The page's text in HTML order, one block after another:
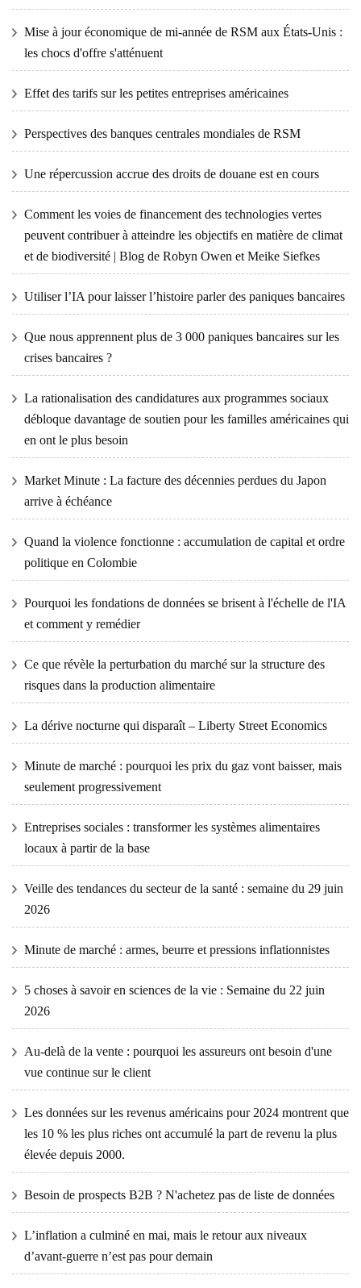
Mise à jour économique de mi-année de RSM aux États-Unis :
les chocs d'offre s'atténuent
Effet des tarifs sur les petites entreprises américaines
Perspectives des banques centrales mondiales de RSM
Une répercussion accrue des droits de douane est en cours
Comment les voies de financement des technologies vertes
peuvent contribuer à atteindre les objectifs en matière de climat
et de biodiversité | Blog de Robyn Owen et Meike Siefkes
Utiliser l’IA pour laisser l’histoire parler des paniques bancaires
Que nous apprennent plus de 3 000 paniques bancaires sur les
crises bancaires ?
La rationalisation des candidatures aux programmes sociaux
débloque davantage de soutien pour les familles américaines qui
en ont le plus besoin
Market Minute : La facture des décennies perdues du Japon
arrive à échéance
Quand la violence fonctionne : accumulation de capital et ordre
politique en Colombie
Pourquoi les fondations de données se brisent à l'échelle de l'IA
et comment y remédier
Ce que révèle la perturbation du marché sur la structure des
risques dans la production alimentaire
La dérive nocturne qui disparaît – Liberty Street Economics
Minute de marché : pourquoi les prix du gaz vont baisser, mais
seulement progressivement
Entreprises sociales : transformer les systèmes alimentaires
locaux à partir de la base
Veille des tendances du secteur de la santé : semaine du 29 juin
2026
Minute de marché : armes, beurre et pressions inflationnistes
5 choses à savoir en sciences de la vie : Semaine du 22 juin
2026
Au-delà de la vente : pourquoi les assureurs ont besoin d'une
vue continue sur le client
Les données sur les revenus américains pour 2024 montrent que
les 10 % les plus riches ont accumulé la part de revenu la plus
élevée depuis 2000.
Besoin de prospects B2B ? N'achetez pas de liste de données
L’inflation a culminé en mai, mais le retour aux niveaux
d’avant-guerre n’est pas pour demain